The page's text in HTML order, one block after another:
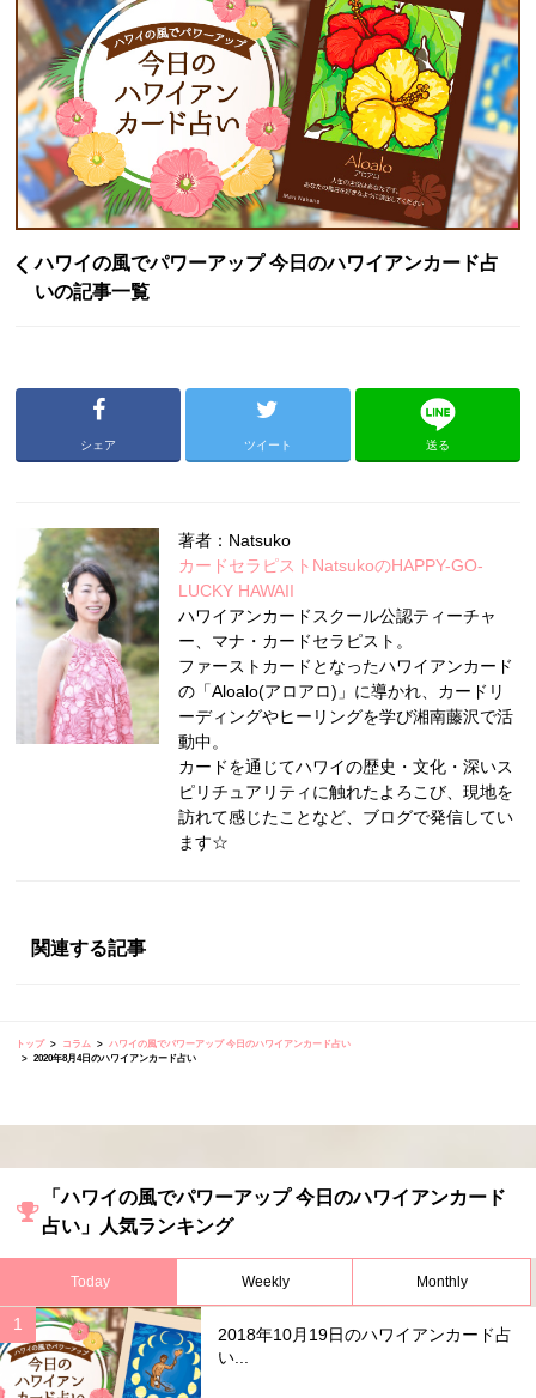
ハワイの風でパワーアップ 今日のハワイアンカード占
いの記事一覧
シェア ツイート 送る
著者：Natsuko
カードセラピストNatsukoのHAPPY-GO-
LUCKY HAWAII
ハワイアンカードスクール公認ティーチャ
ー、マナ・カードセラピスト。
ファーストカードとなったハワイアンカード
の「Aloalo(アロアロ)」に導かれ、カードリ
ーディングやヒーリングを学び湘南藤沢で活
動中。
カードを通じてハワイの歴史・文化・深いス
ピリチュアリティに触れたよろこび、現地を
訪れて感じたことなど、ブログで発信してい
ます☆
関連する記事
トップ コラム
ハワイの風でパワーアップ 今日のハワイアンカード占い
2020年8月4日のハワイアンカード占い
「ハワイの風でパワーアップ 今日のハワイアンカード
占い」人気ランキング
Today Weekly Monthly
2018年10月19日のハワイアンカード占
い...